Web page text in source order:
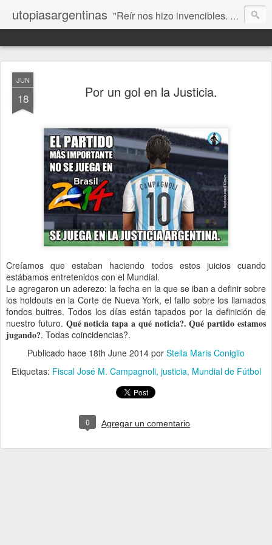
utopiasargentinas "Reír nos hizo invencibles. No como los que siempre ganan, sino como aquellos que no se rinden”. Frida Kahlo
JUN
18 Por un gol en la Justicia.
Creíamos que estaban haciendo todos estos juicios cuando
estábamos entretenidos con el Mundial.
Le agregaron un aderezo: la fecha en la que se iban a definir sobre
los holdouts en la Corte de Nueva York, el fallo sobre los llamados
fondos buitres. Todos los días están tapados por la definición de
nuestro futuro. Qué noticia tapa a qué noticia?. Qué partido estamos
jugando?. Todas coincidencias?.
Publicado hace 18th June 2014 por Stella Maris Coniglio
Etiquetas: Fiscal José M. Campagnoli justicia Mundial de Fútbol
0 Agregar un comentario